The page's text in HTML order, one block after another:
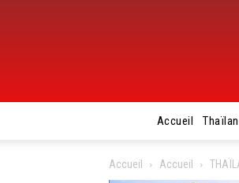
Accueil
Accueil Accueil